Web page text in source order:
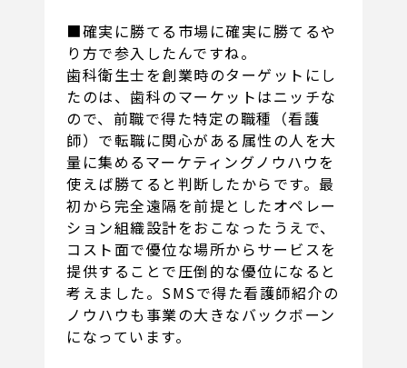
■確実に勝てる市場に確実に勝てるや
り方で参入したんですね。
歯科衛生士を創業時のターゲットにし
たのは、歯科のマーケットはニッチな
ので、前職で得た特定の職種（看護
師）で転職に関心がある属性の人を大
量に集めるマーケティングノウハウを
使えば勝てると判断したからです。最
初から完全遠隔を前提としたオペレー
ション組織設計をおこなったうえで、
コスト面で優位な場所からサービスを
提供することで圧倒的な優位になると
考えました。SMSで得た看護師紹介の
ノウハウも事業の大きなバックボーン
になっています。